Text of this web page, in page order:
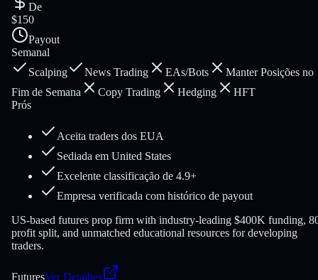
De
$150
Payout
Semanal
Scalping
News Trading EAs/Bots
Manter Posições no
Fim de Semana
Copy Trading Hedging
HFT
Prós
Aceita traders dos EUA
Sediada em United States
Excelente classificação de 4.9+
Empresa verificada com histórico de payout
US-based futures prop firm with industry-leading $400K funding,
profit split, and unmatched educational resources for developing
traders.
FuturesVer Detalhes